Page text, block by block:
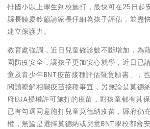
排國小以上學生到校施打，最快可在25日起
縣長饒慶鈴籲請家長仔細為孩子評估，並盡
建立保護力。
教育處強調，近日兒童確診數不斷增加，為
園防疫安全，讓孩子更加安心就學，近日已
童及青少年BNT疫苗接種評估暨意願書」，
閱讀瞭解相關疫苗接種事宜，另無論是莫德
府EUA授權許可施打的疫苗，對孩童都有其
已有勾選同意施打兒童莫德納疫苗，縣府仍
權，無論是選擇莫德納或兒童BNT學校都會安